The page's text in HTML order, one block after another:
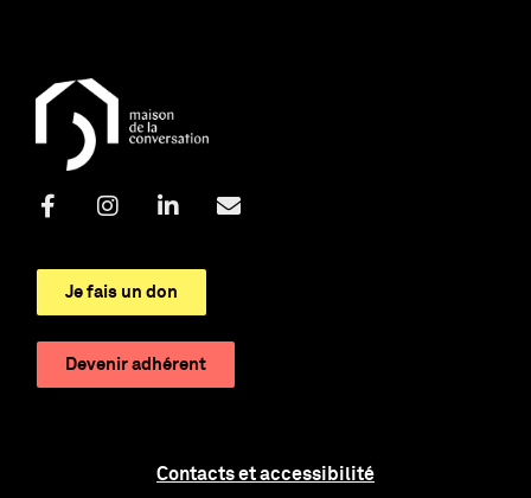
Je fais un don
Devenir adhérent
Contacts et accessibilité